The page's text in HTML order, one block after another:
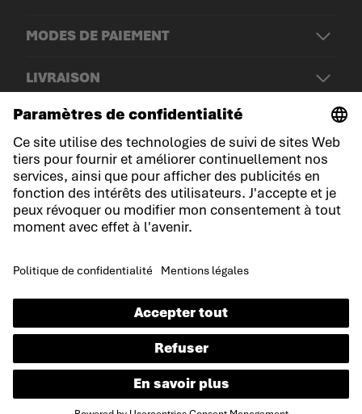
MODES DE PAIEMENT
LIVRAISON
© LOWA Sportschuhe GmbH
Mentions légales
Politique de confidentialité
Déclaration d'accessibilité